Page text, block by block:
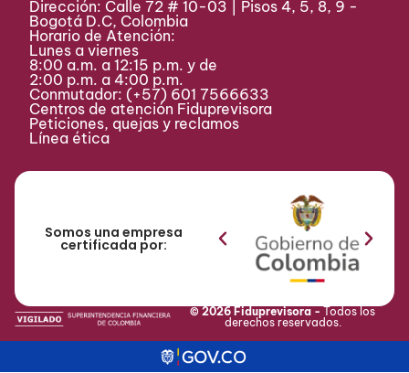
Dirección: Calle 72 # 10-03 | Pisos 4, 5, 8, 9 -
Bogotá D.C, Colombia
Horario de Atención:
Lunes a viernes
8:00 a.m. a 12:15 p.m. y de
2:00 p.m. a 4:00 p.m.
Conmutador: (+57) 601 7566633
Centros de atención Fiduprevisora
Peticiones, quejas y reclamos
Línea ética
Somos una empresa
certificada por:
© 2026 Fiduprevisora -Todos los
derechos reservados.